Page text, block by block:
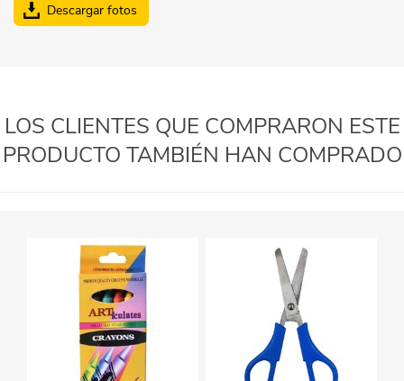
Descargar fotos
LOS CLIENTES QUE COMPRARON ESTE
PRODUCTO TAMBIÉN HAN COMPRADO